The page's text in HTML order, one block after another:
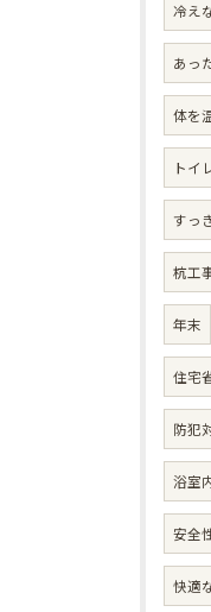
冷え
あっ
体を
トイ
すっ
杭工
年末
住宅
防犯
浴室
安全
快適